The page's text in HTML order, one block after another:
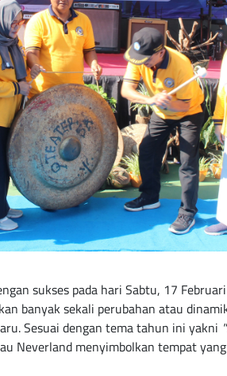
sukses pada hari Sabtu, 17
banyak sekali perubahan atau
Sesuai dengan tema tahun ini yakni
Neverland menyimbolkan tempat